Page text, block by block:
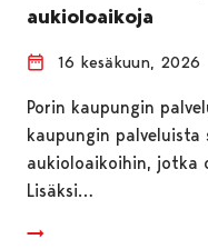
aukioloaikoja
16 kesäkuun, 2026
Porin kaupungin
kaupungin palveluista
aukioloaikoihin, jotka
Lisäksi…